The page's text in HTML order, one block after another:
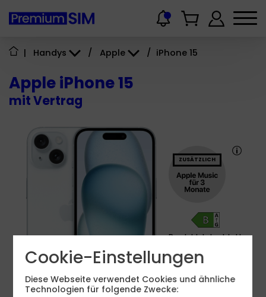
| Handys / Apple / iPhone 15
Apple iPhone 15
mit Vertrag
ZUSÄTZLICH
Produktdatenblatt
4.5 - 22
Cookie-Einstellungen
Diese Webseite verwendet Cookies und ähnliche
Technologien für folgende Zwecke: